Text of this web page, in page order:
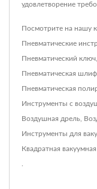
удовлетворение
Посмотрите на нашу
Пневматические
Пневматический ключ
Пневматическая
Пневматическая
Инструменты с
Воздушная дрель
Инструменты для
Квадратная